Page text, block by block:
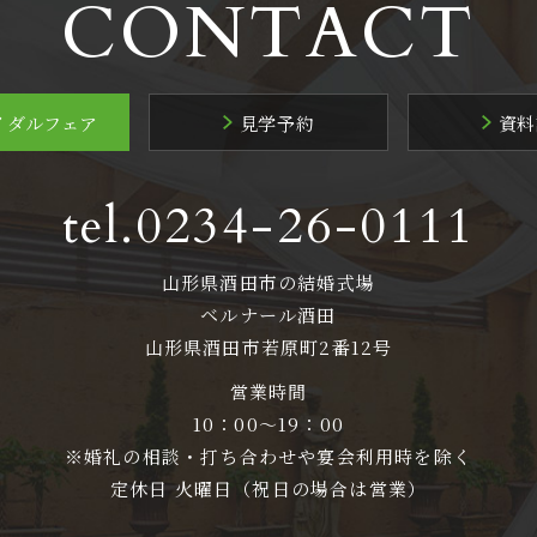
CONTACT
ダルフェア 見学予約 資
tel.0234-26-0111
山形県酒田市の結婚式場
ベルナール酒田
山形県酒田市若原町2番12号
営業時間
10：00～19：00
※婚礼の相談・打ち合わせや宴会利用時を除く
定休日 火曜日（祝日の場合は営業）